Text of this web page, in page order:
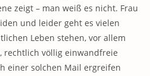
zeigt – man weiß es nicht. Frau
und leider geht es vielen
Leben stehen, vor allem
rechtlich völlig einwandfreie
einer solchen Mail ergreifen